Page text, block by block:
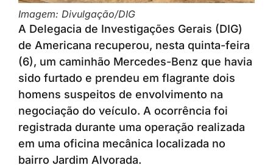
Imagem: Divulgação/DIG
A Delegacia de Investigações Gerais (DIG)
de Americana recuperou, nesta quinta-feira
(6), um caminhão Mercedes-Benz que havia
sido furtado e prendeu em flagrante dois
homens suspeitos de envolvimento na
negociação do veículo. A ocorrência foi
registrada durante uma operação realizada
em uma oficina mecânica localizada no
bairro Jardim Alvorada.